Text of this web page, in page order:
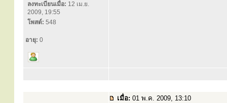
ลงทะเบียนเมื่อ: 12 เม.ย.
2009, 19:55
โพสต์: 548
อายุ: 0
เมื่อ: 01 พ.ค. 2009, 13:10